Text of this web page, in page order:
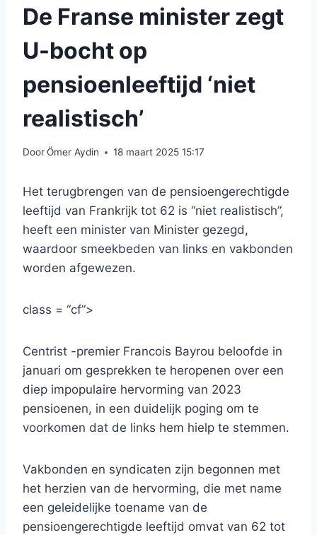
De Franse minister zegt
U-bocht op
pensioenleeftijd ‘niet
realistisch’
DoorÖmer Aydin 18 maart 2025 15:17
Het terugbrengen van de pensioengerechtigde
leeftijd van Frankrijk tot 62 is “niet realistisch”,
heeft een minister van Minister gezegd,
waardoor smeekbeden van links en vakbonden
worden afgewezen.
class = “cf”>
Centrist -premier Francois Bayrou beloofde in
januari om gesprekken te heropenen over een
diep impopulaire hervorming van 2023
pensioenen, in een duidelijk poging om te
voorkomen dat de links hem hielp te stemmen.
Vakbonden en syndicaten zijn begonnen met
het herzien van de hervorming, die met name
een geleidelijke toename van de
pensioengerechtigde leeftijd omvat van 62 tot